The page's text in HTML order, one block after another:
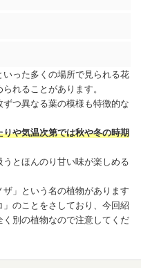
った多くの場所で見られる花
れることがあります。
つ異なる葉の模様も特徴的な
りや気温次第では秋や冬の時期
とほんのり甘い味が楽しめる
」という名の植物があります
のことをさしており、今回紹
別の植物なので注意してくだ